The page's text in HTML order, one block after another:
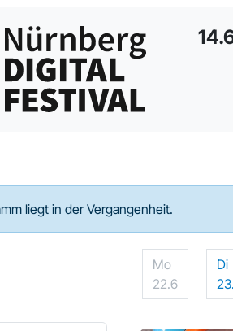
- 2026
liegt in der Vergangenheit.
Mo
22.6
Di